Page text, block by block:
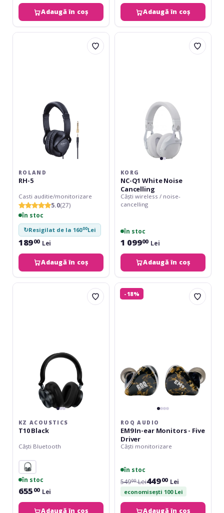
Adaugă în coș Adaugă în coș
Roland
ROLAND
RH-5
Casti auditie/monitorizare
5.0(27)
în stoc
↻Resigilat de la 16000Lei
18900 Lei
Adaugă în coș
Korg
KORG
NC-Q1 White Noise
Cancelling
Căști wireless / noise-
cancelling
în stoc
1 09900 Lei
Adaugă în coș
KZ
KZ ACOUSTICS
T10 Black
Căști Bluetooth
în stoc
655 00 Lei
Adaugă în coș
ROQ
Audio
Driver
-18%
ROQ AUDIO
EM9 In-ear Monitors - Five
Driver
Căști monitorizare
în stoc
54900Lei44900 Lei
economisești 100 Lei
Adaugă în coș